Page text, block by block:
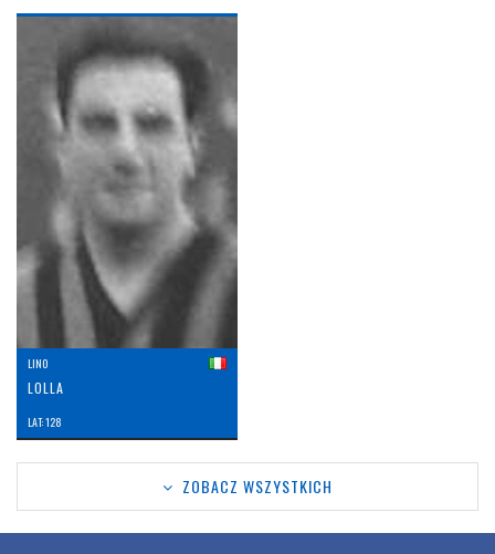
LINO
LOLLA
LAT: 128
ZOBACZ WSZYSTKICH